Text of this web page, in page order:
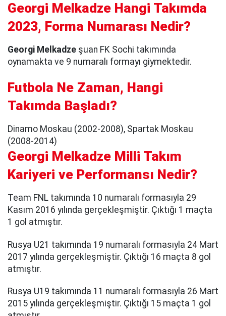
Georgi Melkadze Hangi Takımda
2023, Forma Numarası Nedir?
Georgi Melkadze şuan FK Sochi takımında
oynamakta ve 9 numaralı formayı giymektedir.
Futbola Ne Zaman, Hangi
Takımda Başladı?
Dinamo Moskau (2002-2008), Spartak Moskau
(2008-2014)
Georgi Melkadze Milli Takım
Kariyeri ve Performansı Nedir?
Team FNL takımında 10 numaralı formasıyla 29
Kasım 2016 yılında gerçekleşmiştir. Çıktığı 1 maçta
1 gol atmıştır.
Rusya U21 takımında 19 numaralı formasıyla 24 Mart
2017 yılında gerçekleşmiştir. Çıktığı 16 maçta 8 gol
atmıştır.
Rusya U19 takımında 11 numaralı formasıyla 26 Mart
2015 yılında gerçekleşmiştir. Çıktığı 15 maçta 1 gol